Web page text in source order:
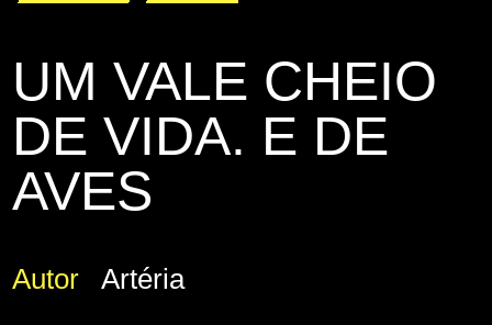
UM VALE CHEIO
DE VIDA. E DE
AVES
Autor Artéria